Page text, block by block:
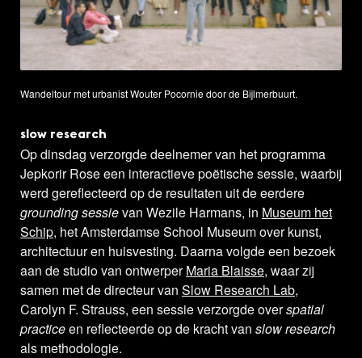
Wandeltour met urbanist Wouter Pocornie door de Bijlmerbuurt.
slow research
Op dinsdag verzorgde deelnemer van het programma
Jepkorir Rose een interactieve poëtische sessie, waarbij
werd gereflecteerd op de resultaten uit de eerdere
grounding sessievan Wezile Harmans, in Museum het
Schip, het Amsterdamse School Museum over kunst,
architectuur en huisvesting. Daarna volgde een bezoek
aan de studio van ontwerperMaria Blaisse, waar zij
samen met de directeur van Slow Research Lab,
Carolyn F. Strauss, een sessie verzorgde overspatial
practiceen reflecteerde op de kracht van slow research
als methodologie.